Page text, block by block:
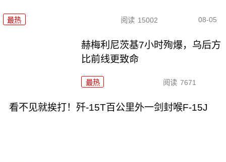
最热 阅读 15002 08-05
赫梅利尼茨基7小时殉爆，乌后方
比前线更致命
最热 阅读 7671
看不见就挨打！歼-15T百公里外一剑封喉F-15J